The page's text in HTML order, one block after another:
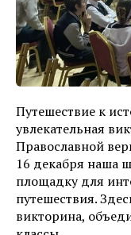
Путешествие к
увлекательная
Православной
16 декабря наша
площадку для
путешествия.
викторина,